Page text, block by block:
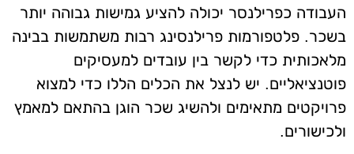
העבודה כפרילנסר יכולה להציע גמישות גבוהה יותר
בשכר. פלטפורמות פרילנסינג רבות משתמשות בבינה
מלאכותית כדי לקשר בין עובדים למעסיקים
פוטנציאליים. יש לנצל את הכלים הללו כדי למצוא
פרויקטים מתאימים ולהשיג שכר הוגן בהתאם למאמץ
ולכישורים.